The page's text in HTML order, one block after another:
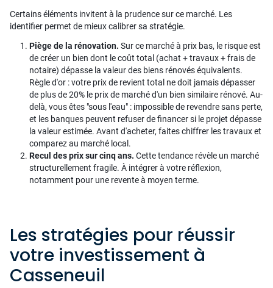
Certains éléments invitent à la prudence sur ce marché. Les
identifier permet de mieux calibrer sa stratégie.
Piège de la rénovation. Sur ce marché à prix bas, le risque est
de créer un bien dont le coût total (achat + travaux + frais de
notaire) dépasse la valeur des biens rénovés équivalents.
Règle d'or : votre prix de revient total ne doit jamais dépasser
de plus de 20% le prix de marché d'un bien similaire rénové. Au-
delà, vous êtes "sous l'eau" : impossible de revendre sans perte,
et les banques peuvent refuser de financer si le projet dépasse
la valeur estimée. Avant d'acheter, faites chiffrer les travaux et
comparez au marché local.
Recul des prix sur cinq ans. Cette tendance révèle un marché
structurellement fragile. À intégrer à votre réflexion,
notamment pour une revente à moyen terme.
Les stratégies pour réussir
votre investissement à
Casseneuil